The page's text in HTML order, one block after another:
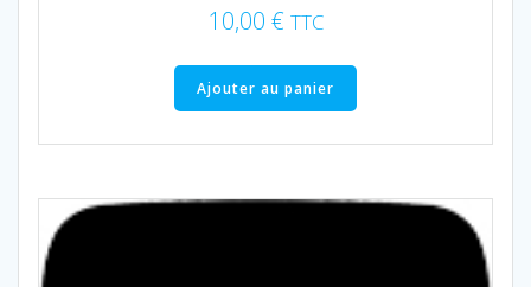
10,00 € TTC
Ajouter au panier